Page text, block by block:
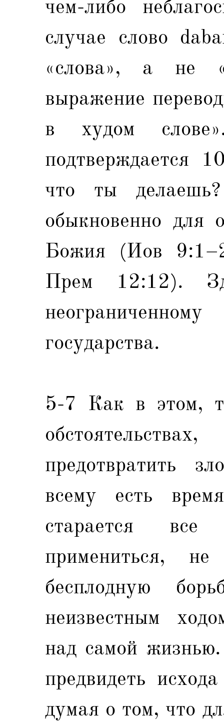
чем-либо
случае слово
«слова», а не
выражение
в худом
подтверждается
что ты
обыкновенно для
Божия (Иов
Прем 12:12).
государства.
5-7 Как в этом,
предотвратить
всему есть
старается
примениться,
бесплодную
неизвестным
над самой
предвидеть
думая о том, что